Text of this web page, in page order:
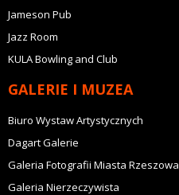
Jameson Pub
Jazz Room
KULA Bowling and Club
GALERIE I MUZEA
Biuro Wystaw Artystycznych
Dagart Galerie
Galeria Fotografii Miasta Rzeszowa
Galeria Nierzeczywista